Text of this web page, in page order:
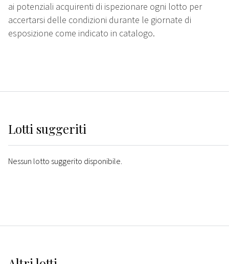
ai potenziali acquirenti di ispezionare ogni lotto per
accertarsi delle condizioni durante le giornate di
esposizione come indicato in catalogo.
Lotti suggeriti
Nessun lotto suggerito disponibile.